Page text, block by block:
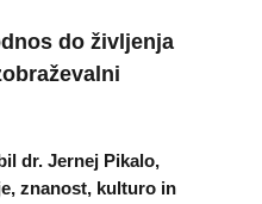
do življenja
dr. Jernej Pikalo,
znanost, kulturo in